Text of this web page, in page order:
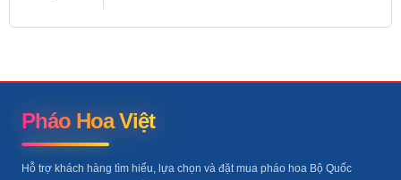
Pháo Hoa Việt
Hỗ trợ khách hàng tìm hiểu, lựa chọn và đặt mua pháo hoa Bộ Quốc